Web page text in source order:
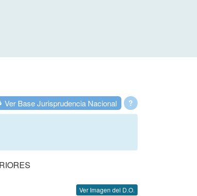
?
Ver Base Jurisprudencia Nacional
Ver Imagen del D.O.